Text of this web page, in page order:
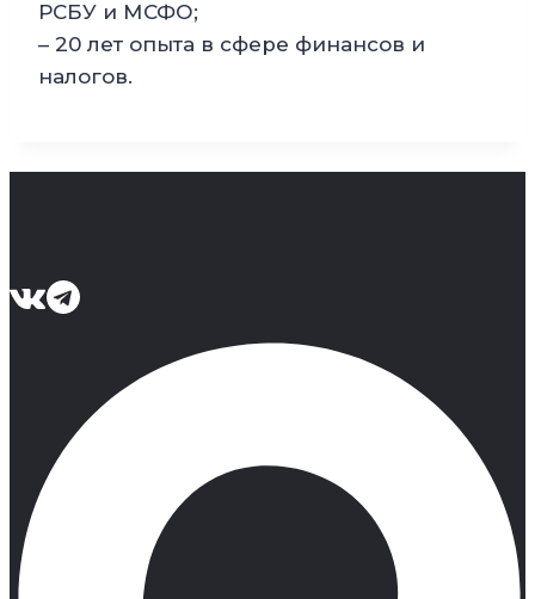
РСБУ и МСФО;
– 20 лет опыта в сфере финансов и
налогов.